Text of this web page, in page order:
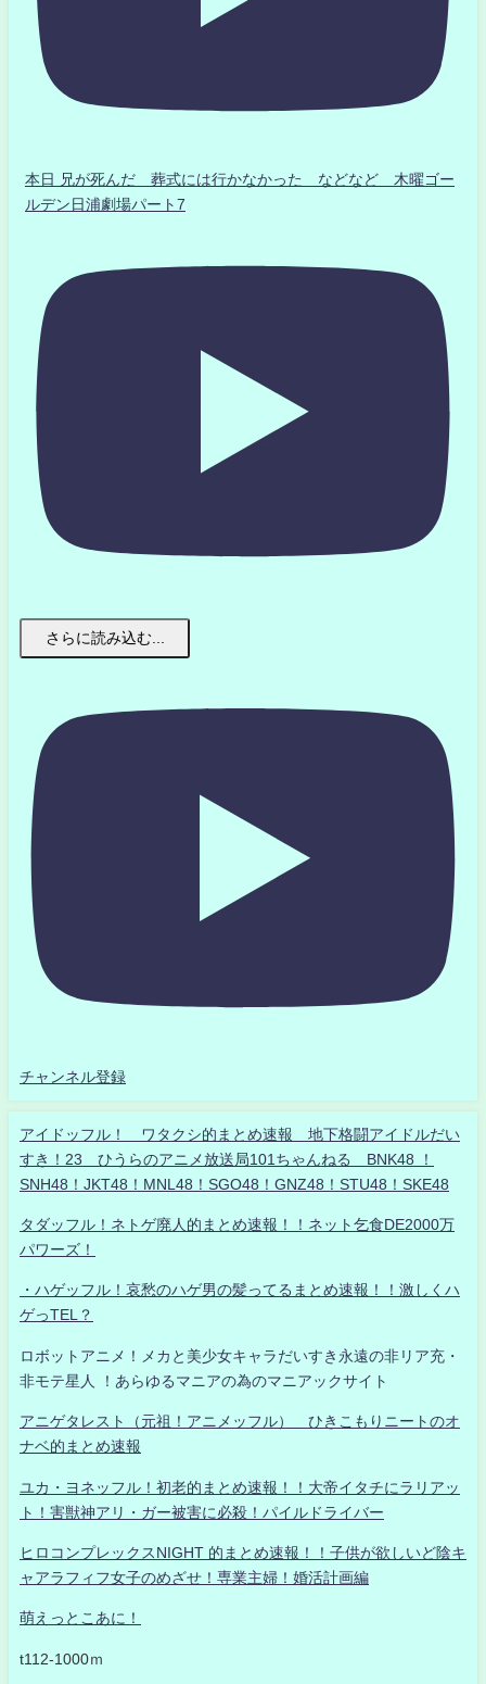
本日 兄が死んだ 葬式には行かなかった などなど 木曜ゴー
ルデン日浦劇場パート7
さらに読み込む...
チャンネル登録
アイドッフル！ ワタクシ的まとめ速報 地下格闘アイドルだい
すき！23 ひうらのアニメ放送局101ちゃんねる BNK48 ！
SNH48！JKT48！MNL48！SGO48！GNZ48！STU48！SKE48
タダッフル！ネトゲ廃人的まとめ速報！！ネット乞食DE2000万
パワーズ！
・ハゲッフル！哀愁のハゲ男の髪ってるまとめ速報！！激しくハ
ゲっTEL？
ロボットアニメ！メカと美少女キャラだいすき永遠の非リア充・
非モテ星人 ！あらゆるマニアの為のマニアックサイト
アニゲタレスト（元祖！アニメッフル） ひきこもりニートのオ
ナベ的まとめ速報
ユカ・ヨネッフル！初老的まとめ速報！！大帝イタチにラリアッ
ト！害獣神アリ・ガー被害に必殺！パイルドライバー
ヒロコンプレックスNIGHT 的まとめ速報！！子供が欲しいど陰キ
ャアラフィフ女子のめざせ！専業主婦！婚活計画編
萌えっとこあに！
t112-1000ｍ